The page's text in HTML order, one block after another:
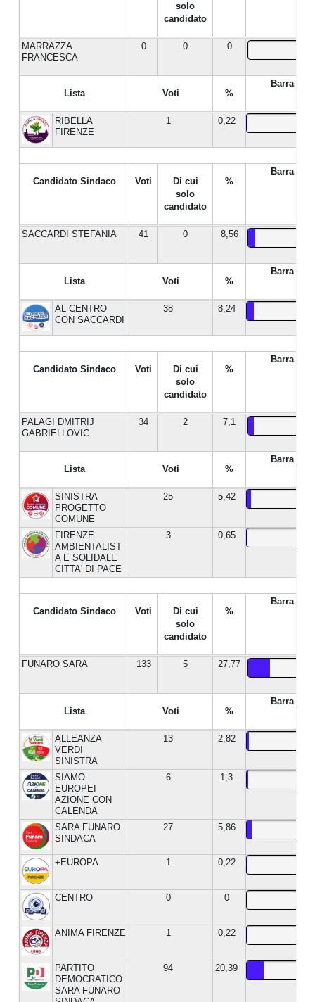
solo
candidato
MARRAZZA
FRANCESCA
0 0 0
Lista Voti %
Barra %
RIBELLA
FIRENZE
1 0,22
Candidato Sindaco Voti
Di cui
solo
candidato
%
Barra %
SACCARDI STEFANIA 41 0 8,56
Lista Voti %
Barra %
AL CENTRO
CON SACCARDI
38 8,24
Candidato Sindaco Voti
Di cui
solo
candidato
%
Barra %
PALAGI DMITRIJ
GABRIELLOVIC
34 2 7,1
Lista Voti %
Barra %
SINISTRA
PROGETTO
COMUNE
25 5,42
FIRENZE
AMBIENTALIST
A E SOLIDALE
CITTA' DI PACE
3 0,65
Candidato Sindaco Voti
Di cui
solo
candidato
%
Barra %
FUNARO SARA 133 5 27,77
Lista Voti %
Barra %
ALLEANZA
VERDI
SINISTRA
13 2,82
SIAMO
EUROPEI
AZIONE CON
CALENDA
6 1,3
SARA FUNARO
SINDACA
27 5,86
+EUROPA 1 0,22
CENTRO 0 0
ANIMA FIRENZE 1 0,22
PARTITO
DEMOCRATICO
SARA FUNARO
94 20,39